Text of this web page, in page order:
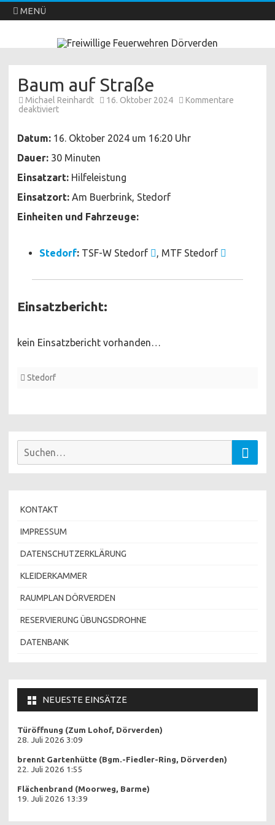
MENÜ
Freiwillige Feuerwehren Dörverden
Direkt
zum
Baum auf Straße
Michael Reinhardt 16. Oktober 2024
Kommentare
deaktiviertfür
Straße
Datum: 16. Oktober 2024 um 16:20 Uhr
Dauer: 30 Minuten
Einsatzart: Hilfeleistung
Einsatzort: Am Buerbrink, Stedorf
Einheiten und Fahrzeuge:
Stedorf: TSF-W Stedorf , MTF Stedorf
Einsatzbericht:
kein Einsatzbericht vorhanden…
Stedorf
Suchen
KONTAKT
IMPRESSUM
DATENSCHUTZERKLÄRUNG
KLEIDERKAMMER
RAUMPLAN DÖRVERDEN
RESERVIERUNG ÜBUNGSDROHNE
DATENBANK
NEUESTE EINSÄTZE
Türöffnung (Zum Lohof, Dörverden)
28. Juli 2026 3:09
brennt Gartenhütte (Bgm.-Fiedler-Ring, Dörverden)
22. Juli 2026 1:55
Flächenbrand (Moorweg, Barme)
19. Juli 2026 13:39